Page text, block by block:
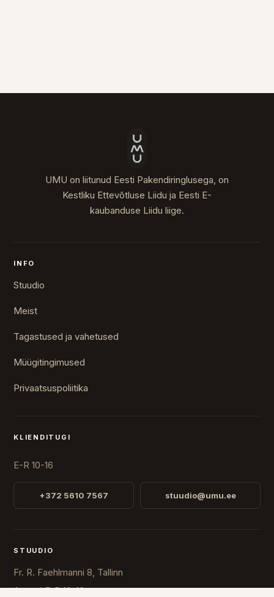
UMU on liitunud Eesti Pakendiringlusega, on
Kestliku Ettevõtluse Liidu ja Eesti E-
kaubanduse Liidu liige.
INFO
Stuudio
Meist
Tagastused ja vahetused
Müügitingimused
Privaatsuspoliitika
KLIENDITUGI
E-R 10-16
+372 5610 7567 stuudio@umu.ee
STUUDIO
Fr. R. Faehlmanni 8, Tallinn
Avatud E-R 10-16